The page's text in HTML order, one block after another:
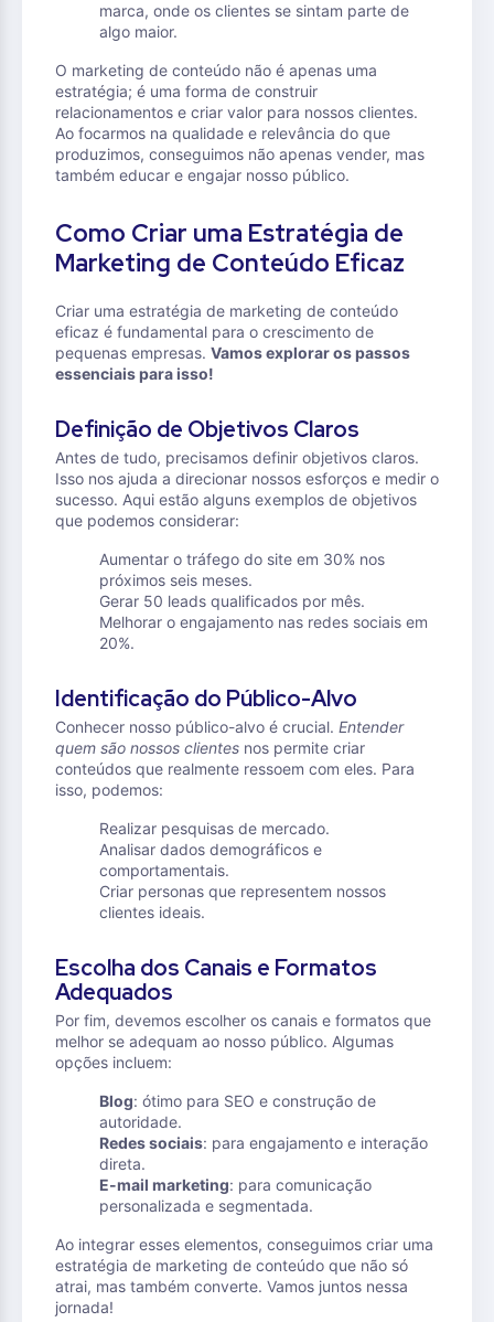
marca, onde os clientes se sintam parte de
algo maior.
O marketing de conteúdo não é apenas uma
estratégia; é uma forma de construir
relacionamentos e criar valor para nossos clientes.
Ao focarmos na qualidade e relevância do que
produzimos, conseguimos não apenas vender, mas
também educar e engajar nosso público.
Como Criar uma Estratégia de
Marketing de Conteúdo Eficaz
Criar uma estratégia de marketing de conteúdo
eficaz é fundamental para o crescimento de
pequenas empresas. Vamos explorar os passos
essenciais para isso!
Definição de Objetivos Claros
Antes de tudo, precisamos definir objetivos claros.
Isso nos ajuda a direcionar nossos esforços e medir o
sucesso. Aqui estão alguns exemplos de objetivos
que podemos considerar:
Aumentar o tráfego do site em 30% nos
próximos seis meses.
Gerar 50 leads qualificados por mês.
Melhorar o engajamento nas redes sociais em
20%.
Identificação do Público-Alvo
Conhecer nosso público-alvo é crucial. Entender
quem são nossos clientes nos permite criar
conteúdos que realmente ressoem com eles. Para
isso, podemos:
Realizar pesquisas de mercado.
Analisar dados demográficos e
comportamentais.
Criar personas que representem nossos
clientes ideais.
Escolha dos Canais e Formatos
Adequados
Por fim, devemos escolher os canais e formatos que
melhor se adequam ao nosso público. Algumas
opções incluem:
Blog: ótimo para SEO e construção de
autoridade.
Redes sociais: para engajamento e interação
direta.
E-mail marketing: para comunicação
personalizada e segmentada.
Ao integrar esses elementos, conseguimos criar uma
estratégia de marketing de conteúdo que não só
atrai, mas também converte. Vamos juntos nessa
jornada!